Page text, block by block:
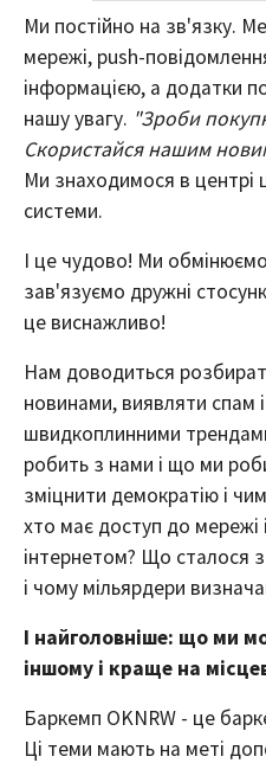
Ми постійно на зв'язку.
мережі, push-
інформацією, а додатки
нашу увагу. "Зроби
Скористайся нашим
Ми знаходимося в центрі
системи.
І це чудово! Ми
зав'язуємо дружні
це виснажливо!
Нам доводиться
новинами, виявляти спам
швидкоплинними
робить з нами і що ми
зміцнити демократію і
хто має доступ до мережі
інтернетом? Що сталося
і чому мільярдери
І найголовніше: що ми
іншому і краще на
Баркемп OKNRW - це
Ці теми мають на меті